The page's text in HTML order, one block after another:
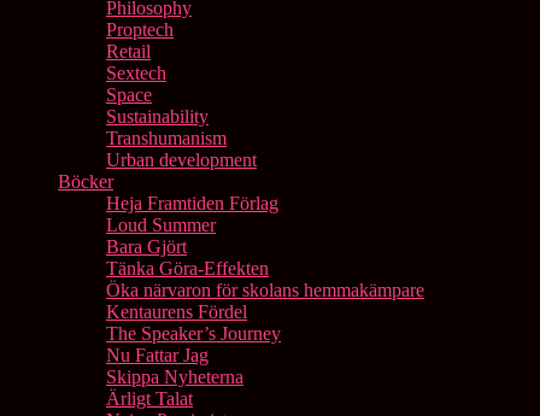
Philosophy
Proptech
Retail
Sextech
Space
Sustainability
Transhumanism
Urban development
Böcker
Heja Framtiden Förlag
Loud Summer
Bara Gjört
Tänka Göra-Effekten
Öka närvaron för skolans hemmakämpare
Kentaurens Fördel
The Speaker’s Journey
Nu Fattar Jag
Skippa Nyheterna
Ärligt Talat